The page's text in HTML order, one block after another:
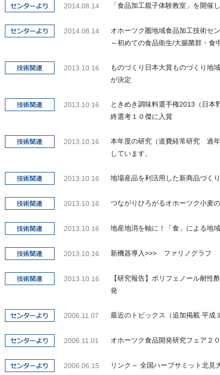
2014.08.14 「食品加工親子体験教室」を開催
2014.08.14
オホーツク圏地域食品加工技術セ
～初めての食品衛生/大腸菌群・食
2013.10.16
ものづくり日本大賞ものづくり地
が決定
2013.10.16
ときめき調味料選手権2013（日本
終選考１０傑に入賞
2013.10.16
本年度の研究（道費経常研究 過
しています。
2013.10.16 地場産品を利活用した新商品づく
2013.10.16 つながりひろがるオホーツク小麦
2013.10.16 地産地消を軸に！「食」による地
2013.10.16 新機器導入>>> ファリノグラフ
2013.10.16
【研究報告】ポリフェノール耐性
発
2006.11.07 最近のトピックス（追加掲載 平
2006.11.01 オホーツク食品開発研究フェア２
2006.06.15 リンク～ 全国ハーブサミット北見